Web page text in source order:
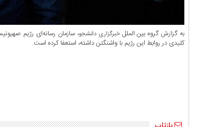
به گزارش گروه بین المللخبرگزاری دانشجو، سازمان رسانه‌ای رژیم
کلیدی در روابط این رژیم با واشنگتن داشته، استعفا کرده است.